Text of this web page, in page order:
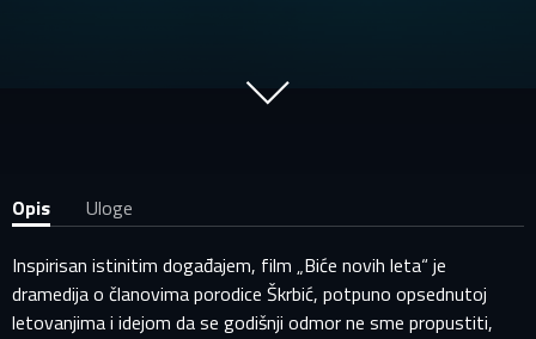
Opis
Uloge
Inspirisan istinitim događajem, film „Biće novih leta“ je
dramedija o članovima porodice Škrbić, potpuno opsednutoj
letovanjima i idejom da se godišnji odmor ne sme propustiti,